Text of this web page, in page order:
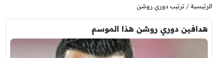
الرئيسية ترتيب دوري روشن
هدافين دوري روشن هذا الموسم